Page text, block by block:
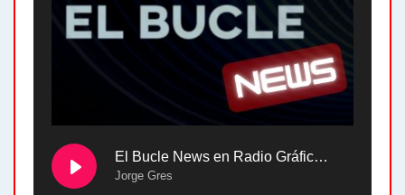
El Bucle News en Radio Gráfica. Bloque 2 . 28.04.24
Jorge Gres